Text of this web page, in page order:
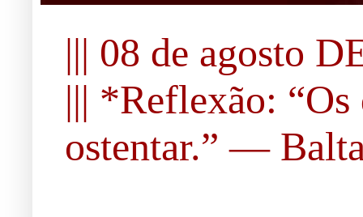
||| 08 de agosto
||| *Reflexão: “Os
ostentar.” ―